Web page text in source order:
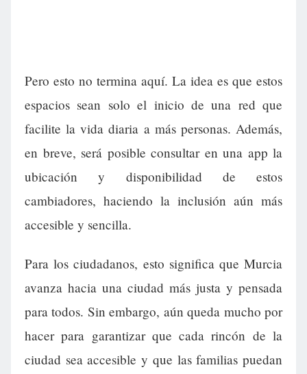
Pero esto no termina aquí. La idea es que estos
espacios sean solo el inicio de una red que
facilite la vida diaria a más personas. Además,
en breve, será posible consultar en una app la
ubicación y disponibilidad de estos
cambiadores, haciendo la inclusión aún más
accesible y sencilla.
Para los ciudadanos, esto significa que Murcia
avanza hacia una ciudad más justa y pensada
para todos. Sin embargo, aún queda mucho por
hacer para garantizar que cada rincón de la
ciudad sea accesible y que las familias puedan